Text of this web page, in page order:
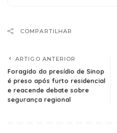
COMPARTILHAR
ARTIGO ANTERIOR
Foragido do presídio de Sinop
é preso após furto residencial
e reacende debate sobre
segurança regional